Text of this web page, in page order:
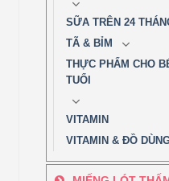
SỮA TRÊN 24
TÃ & BỈM
THỰC PHẨM CHO
TUỔI
VITAMIN
VITAMIN & ĐỒ